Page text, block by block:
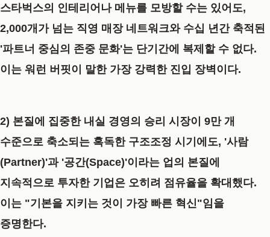
스타벅스의 인테리어나 메뉴를 모방할 수는 있어도,
2,000개가 넘는 직영 매장 네트워크와 수십 년간 축적된
'파트너 중심의 존중 문화'는 단기간에 복제할 수 없다.
이는 워런 버핏이 말한 가장 강력한 진입 장벽이다.
2) 본질에 집중한 내실 경영의 승리 시장이 9만 개
수준으로 축소되는 혹독한 구조조정 시기에도, '사람
(Partner)'과 '공간(Space)'이라는 업의 본질에
지속적으로 투자한 기업은 오히려 점유율을 확대했다.
이는 "기본을 지키는 것이 가장 빠른 혁신"임을
증명한다.